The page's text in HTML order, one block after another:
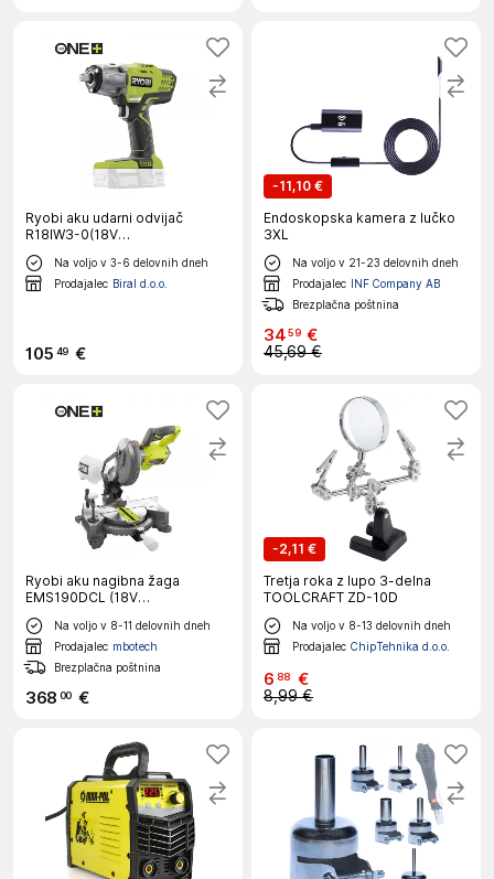
Ryobi aku udarni odvijač
R18IW3-0(18V
ONE+,1/2,400Nm,brez aku)
Na voljo v 3-6 delovnih dneh
Prodajalec Biral d.o.o.
105 49 €
-11,10 €
Endoskopska kamera z lučko
3XL
Na voljo v 21-23 delovnih dneh
Prodajalec INF Company AB
Brezplačna poštnina
3459 €
45,69 €
Ryobi aku nagibna žaga
EMS190DCL (18V
ONE+,190mm,brez aku)
Na voljo v 8-11 delovnih dneh
Prodajalec mbotech
Brezplačna poštnina
368 00 €
-2,11 €
Tretja roka z lupo 3-delna
TOOLCRAFT ZD-10D
Na voljo v 8-13 delovnih dneh
Prodajalec ChipTehnika d.o.o.
6 88 €
8,99 €